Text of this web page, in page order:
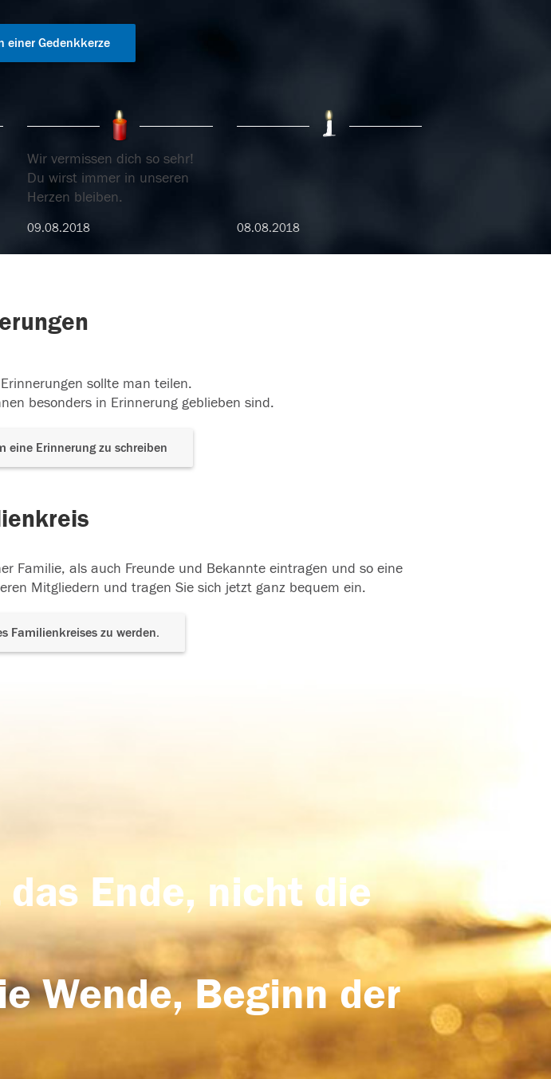
einer Gedenkkerze
Wir vermissen dich so sehr!
Du wirst immer in unseren
Herzen bleiben.
09.08.2018 08.08.2018
sollte man teilen.
besonders in Erinnerung geblieben sind.
eine Erinnerung zu schreiben
Familie, als auch Freunde und Bekannte eintragen und so eine
Mitgliedern und tragen Sie sich jetzt ganz bequem ein.
Familienkreises zu werden.
Ende, nicht die
Wende, Beginn der